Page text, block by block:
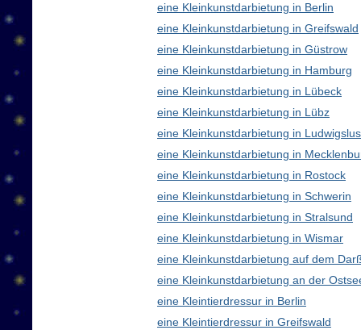
eine Kleinkunstdarbietung in Berlin
eine Kleinkunstdarbietung in Greifswald
eine Kleinkunstdarbietung in Güstrow
eine Kleinkunstdarbietung in Hamburg
eine Kleinkunstdarbietung in Lübeck
eine Kleinkunstdarbietung in Lübz
eine Kleinkunstdarbietung in
eine Kleinkunstdarbietung in
eine Kleinkunstdarbietung in Rostock
eine Kleinkunstdarbietung in Schwerin
eine Kleinkunstdarbietung in Stralsund
eine Kleinkunstdarbietung in Wismar
eine Kleinkunstdarbietung auf dem
eine Kleinkunstdarbietung an der
eine Kleintierdressur in Berlin
eine Kleintierdressur in Greifswald